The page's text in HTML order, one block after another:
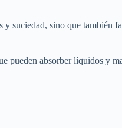
y suciedad, sino que también
pueden absorber líquidos y